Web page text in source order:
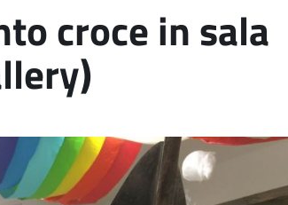
croce in sala